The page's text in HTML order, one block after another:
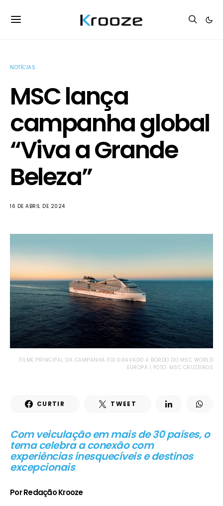
NOTÍCIAS
MSC lança
campanha global
“Viva a Grande
Beleza”
16 DE ABRIL DE 2024
FILME PRINCIPAL DA CAMPANHA FOI GRAVADO A BORDO DO MSC WORLD
EUROPA | FOTO: MSC CRUZEIROS
CURTIR TWEET
Com veiculação em mais de 30 países, o
tema celebra a conexão com
experiências inesquecíveis e destinos
excepcionais
Por Redação Krooze